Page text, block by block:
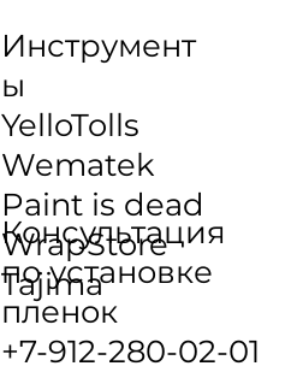
Инструмент
ы
YelloTolls
Wematek
Paint is dead
WrapStore
Tajima
Консультация
по установке
пленок
+7-912-280-02-01